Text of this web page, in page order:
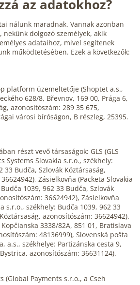
az adatokhoz?
nálunk maradnak. Vannak azonban
nekünk dolgozó személyek, akik
adataihoz, mivel segítenek
működtetésében. Ezek a következők:
platform üzemeltetője (Shoptet a.s.,
628/8, Břevnov, 169 00, Prága 6,
azonosítószám: 289 35 675,
városi bíróságon, B részleg, 25395.
részt vevő társaságok: GLS (GLS
Systems Slovakia s.r.o., székhely:
33 Budča, Szlovák Köztársaság,
Zásielkovňa (Packeta Slovakia
1039, 962 33 Budča, Szlovák
36624942), Zásielkovňa
s.r.o., székhely: Budča 1039, 962 33
azonosítószám: 36624942).
3338/82A, 851 01, Bratislava
48136999), Slovenská pošta
a.s., székhelye: Partizánska cesta 9,
azonosítószám: 36631124).
(Global Payments s.r.o., a Cseh